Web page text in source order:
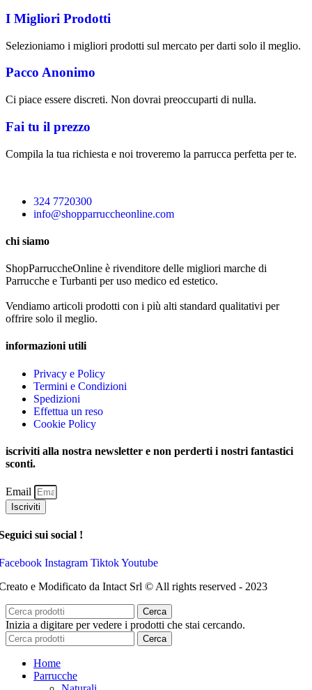
I Migliori Prodotti
Selezioniamo i migliori prodotti sul mercato per darti solo il meglio.
Pacco Anonimo
Ci piace essere discreti. Non dovrai preoccuparti di nulla.
Fai tu il prezzo
Compila la tua richiesta e noi troveremo la parrucca perfetta per te.
324 7720300
info@shopparruccheonline.com
chi siamo
ShopParruccheOnline è rivenditore delle migliori marche di
Parrucche e Turbanti per uso medico ed estetico.
Vendiamo articoli prodotti con i più alti standard qualitativi per
offrire solo il meglio.
informazioni utili
Privacy e Policy
Termini e Condizioni
Spedizioni
Effettua un reso
Cookie Policy
iscriviti alla nostra newsletter e non perderti i nostri fantastici
sconti.
Email
Iscriviti
sui social !
Instagram TiktokYoutube
e Modificato da Intact Srl © All rights reserved - 2023
Cerca
Inizia a digitare per vedere i prodotti che stai cercando.
Cerca
Home
Parrucche